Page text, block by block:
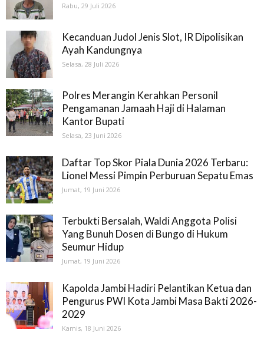
Rabu, 29 Juli 2026
Kecanduan Judol Jenis Slot, IR Dipolisikan
Ayah Kandungnya
Selasa, 28 Juli 2026
Polres Merangin Kerahkan Personil
Pengamanan Jamaah Haji di Halaman
Kantor Bupati
Selasa, 23 Juni 2026
Daftar Top Skor Piala Dunia 2026 Terbaru:
Lionel Messi Pimpin Perburuan Sepatu Emas
Jumat, 19 Juni 2026
Terbukti Bersalah, Waldi Anggota Polisi
Yang Bunuh Dosen di Bungo di Hukum
Seumur Hidup
Jumat, 19 Juni 2026
Kapolda Jambi Hadiri Pelantikan Ketua dan
Pengurus PWI Kota Jambi Masa Bakti 2026-
2029
Kamis, 18 Juni 2026